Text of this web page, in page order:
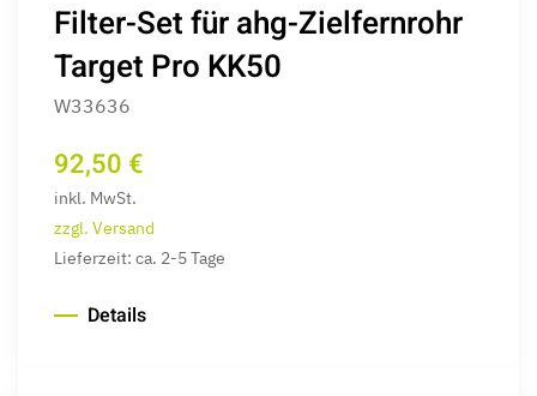
Filter-Set für ahg-Zielfernrohr
Target Pro KK50
W33636
92,50 €
inkl. MwSt.
zzgl. Versand
Lieferzeit: ca. 2-5 Tage
Details